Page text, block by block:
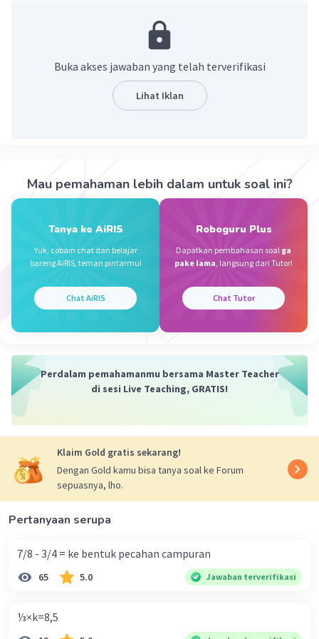
Buka akses jawaban yang telah terverifikasi
Lihat Iklan
Mau pemahaman lebih dalam untuk soal ini?
Tanya ke AiRIS
Yuk, cobain chat dan belajar
bareng AiRIS, teman pintarmu!
Chat AiRIS
Roboguru Plus
Dapatkan pembahasan soal ga
pake lama, langsung dari Tutor!
Chat Tutor
Perdalam pemahamanmu bersama Master Teacher
di sesi Live Teaching, GRATIS!
Klaim Gold gratis sekarang!
Dengan Gold kamu bisa tanya soal ke Forum
sepuasnya, lho.
Pertanyaan serupa
7/8 - 3/4 = ke bentuk pecahan campuran
65 5.0 Jawaban terverifikasi
⅓×k=8,5